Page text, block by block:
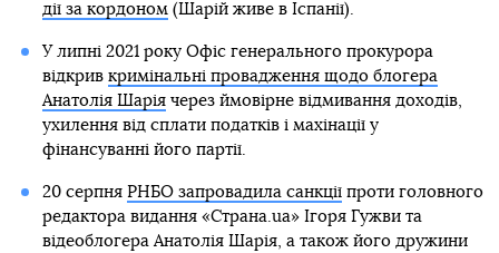
дії за кордоном(Шарій живе в Іспанії).
У липні 2021 року Офіс генерального прокурора
відкрив кримінальні провадження щодо блогера
Анатолія Шаріячерез ймовірне відмивання доходів,
ухилення від сплати податків і махінації у
фінансуванні його партії.
20 серпня РНБО запровадила санкціїпроти головного
редактора видання «Страна.uа» Ігоря Гужви та
відеоблогера Анатолія Шарія, а також його дружини